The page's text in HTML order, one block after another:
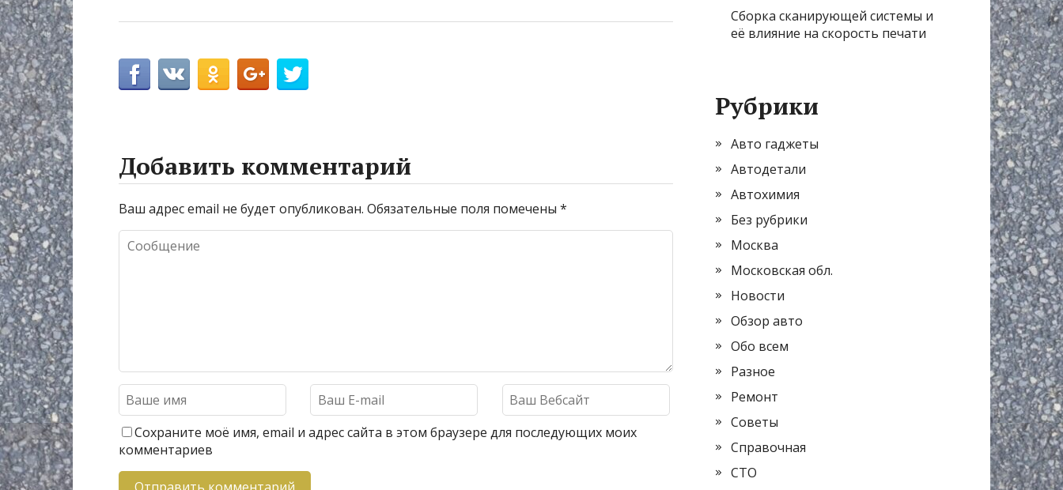
Добавить комментарий
Ваш адрес email не будет опубликован. Обязательные поля помечены *
Сохраните моё имя, email и адрес сайта в этом браузере для последующих моих
комментариев
Сборка сканирующей системы и
её влияние на скорость печати
Рубрики
Авто гаджеты
Автодетали
Автохимия
Без рубрики
Москва
Московская обл.
Новости
Обзор авто
Обо всем
Разное
Ремонт
Советы
Справочная
СТО